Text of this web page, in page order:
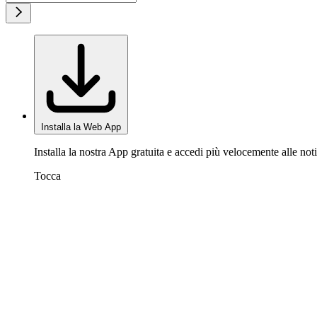
Installa la Web App
Installa la nostra App gratuita e accedi più velocemente alle
Tocca